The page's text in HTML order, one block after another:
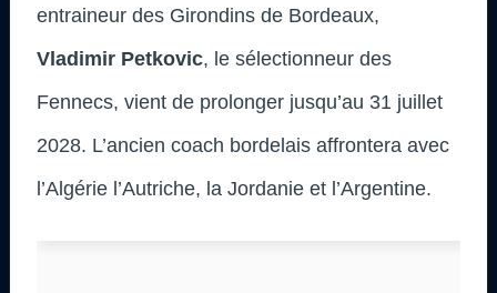
entraineur des Girondins de Bordeaux,
Vladimir Petkovic, le sélectionneur des
Fennecs, vient de prolonger jusqu’au 31 juillet
2028. L’ancien coach bordelais affrontera avec
l’Algérie l’Autriche, la Jordanie et l’Argentine.